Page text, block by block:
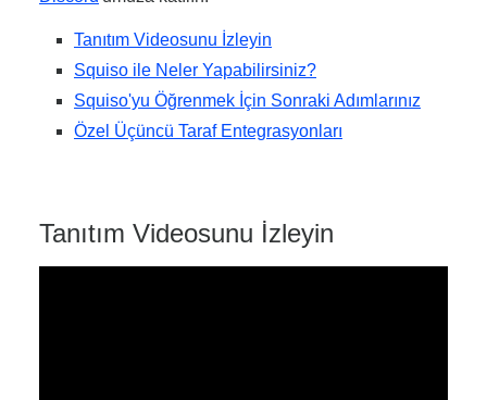
Tanıtım Videosunu İzleyin
Squiso ile Neler Yapabilirsiniz?
Squiso'yu Öğrenmek İçin Sonraki Adımlarınız
Özel Üçüncü Taraf Entegrasyonları
Tanıtım Videosunu İzleyin